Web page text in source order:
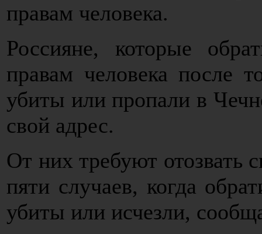
правам человека.
Россияне, которые
правам человека после
убиты или пропали в
свой адрес.
От них требуют отозвать
пяти случаев, когда
убиты или исчезли,